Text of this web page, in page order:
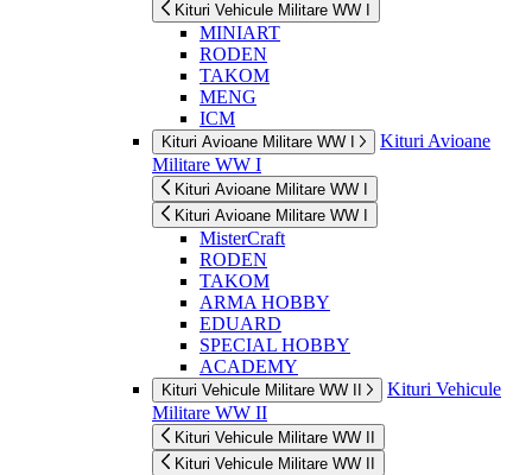
Kituri Vehicule Militare WW I
MINIART
RODEN
TAKOM
MENG
ICM
Kituri Avioane Militare WW I
Kituri Avioane
Militare WW I
Kituri Avioane Militare WW I
Kituri Avioane Militare WW I
MisterCraft
RODEN
TAKOM
ARMA HOBBY
EDUARD
SPECIAL HOBBY
ACADEMY
Kituri Vehicule Militare WW II
Kituri Vehicule
Militare WW II
Kituri Vehicule Militare WW II
Kituri Vehicule Militare WW II